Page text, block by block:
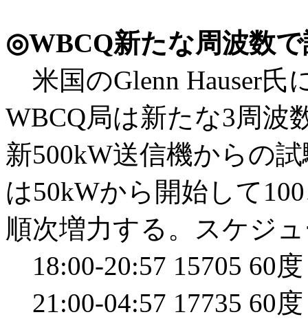
◎WBCQ新たな周波数
米国のGlenn Hauser氏
WBCQ局は新たな3周波
新500kW送信機からの
は50kWから開始して
順次増力する。スケジ
18:00-20:57 15705 60
21:00-04:57 17735 60